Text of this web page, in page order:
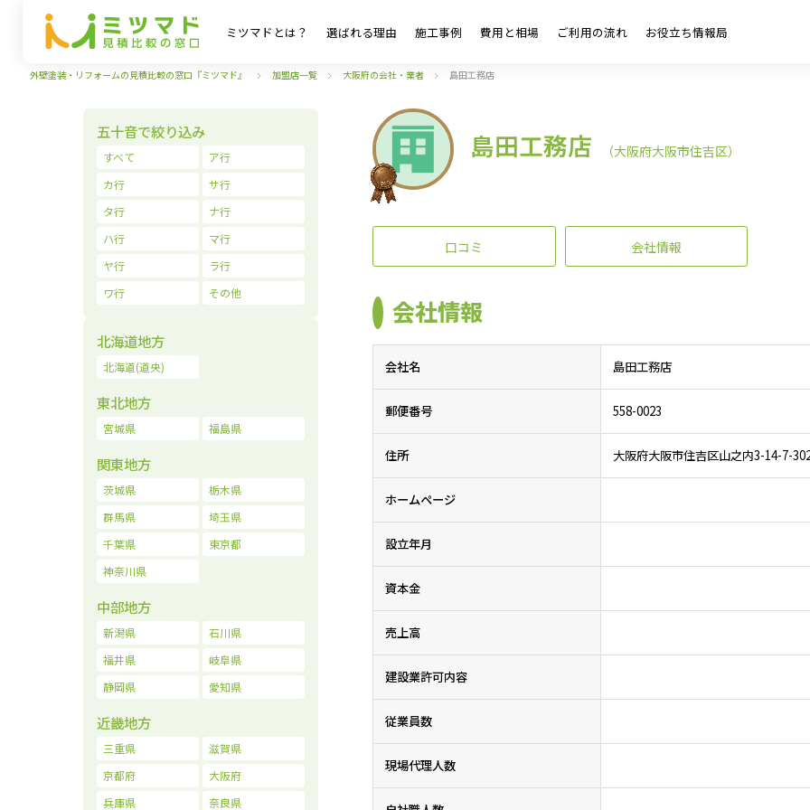
ミツマドとは？ 選ばれる理由 施工事例 費用と相場 ご利用の流れ お役立ち情報局
外壁塗装・リフォームの見積比較の窓口『ミツマド』 加盟店一覧 大阪府の会社・業者 島田工務店
島田工務店 （大阪府大阪市住吉区）
口コミ 会社情報
会社情報
会社名 島田工務店
郵便番号 558-0023
住所 大阪府大阪市住吉区山之内3-14-7-
ホームページ
設立年月
資本金
売上高
建設業許可内容
従業員数
現場代理人数
五十音で絞り込み
すべて
ア行
カ行
サ行
タ行
ナ行
ハ行
マ行
ヤ行
ラ行
ワ行
その他
北海道地方
北海道(道央)
東北地方
宮城県 福島県
関東地方
茨城県
栃木県
群馬県
埼玉県
千葉県
東京都
神奈川県
中部地方
新潟県
石川県
福井県
岐阜県
静岡県
愛知県
近畿地方
三重県
滋賀県
京都府
大阪府
兵庫県
奈良県